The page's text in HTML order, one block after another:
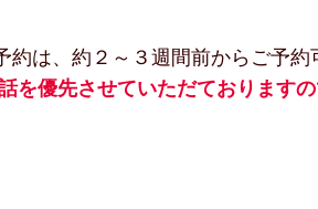
は、約２～３週間前からご予約
を優先させていただております